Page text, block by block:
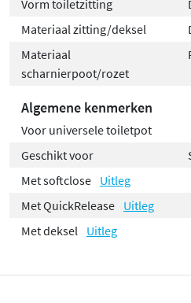
modern Graphite, luxueus
vindt u altijd een variant die
badkamerinrichting. Het
alleen duurzaam en slijtvast,
en eenvoudig te kuisen. De
Vorm toiletzitting
Materiaal zitting/deksel
Materiaal
scharnierpoot/rozet
Algemene kenmerken
Voor universele toiletpot
Geschikt voor
Met softclose Uitleg
Met QuickRelease Uitleg
Met deksel
Uitleg